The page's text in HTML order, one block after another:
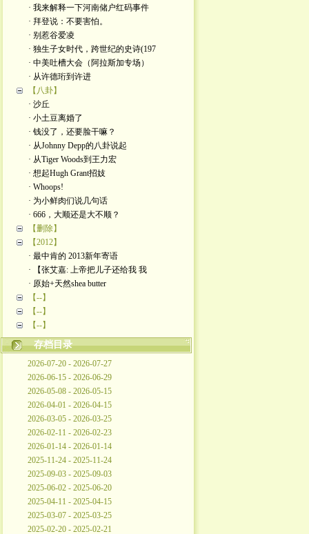
· 我来解释一下河南储户红码事件
· 拜登说：不要害怕。
· 别惹谷爱凌
· 独生子女时代，跨世纪的史诗(197
· 中美吐槽大会（阿拉斯加专场）
· 从许德珩到许进
【八卦】
· 沙丘
· 小土豆离婚了
· 钱没了，还要脸干嘛？
· 从Johnny Depp的八卦说起
· 从Tiger Woods到王力宏
· 想起Hugh Grant招妓
· Whoops!
· 为小鲜肉们说几句话
· 666，大顺还是大不顺？
【删除】
【2012】
· 最中肯的 2013新年寄语
· 【张艾嘉: 上帝把儿子还给我 我
· 原始+天然shea butter
【--】
【--】
【--】
存档目录
2026-07-20 - 2026-07-27
2026-06-15 - 2026-06-29
2026-05-08 - 2026-05-15
2026-04-01 - 2026-04-15
2026-03-05 - 2026-03-25
2026-02-11 - 2026-02-23
2026-01-14 - 2026-01-14
2025-11-24 - 2025-11-24
2025-09-03 - 2025-09-03
2025-06-02 - 2025-06-20
2025-04-11 - 2025-04-15
2025-03-07 - 2025-03-25
2025-02-20 - 2025-02-21